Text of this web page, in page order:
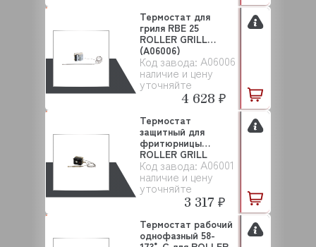
Код завода: A06006
наличие и цену
уточняйте
Термостат для
гриля RBE 25
ROLLER GRILL
(A06006)
4 628 ₽
Код завода: A06001
наличие и цену
уточняйте
Термостат
защитный для
фритюрницы
ROLLER GRILL
(A06001)
3 317 ₽
Термостат рабочий
однофазный 58-